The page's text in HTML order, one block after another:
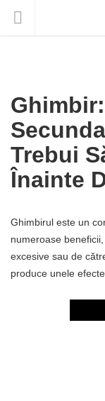
Trebui
Înainte
Ghimbirul este un
numeroase
excesive sau de
produce unele